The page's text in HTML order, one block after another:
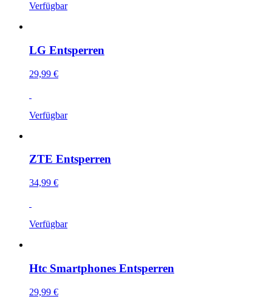
Verfügbar
LG Entsperren
29,99 €
Verfügbar
ZTE Entsperren
34,99 €
Verfügbar
Htc Smartphones Entsperren
29,99 €